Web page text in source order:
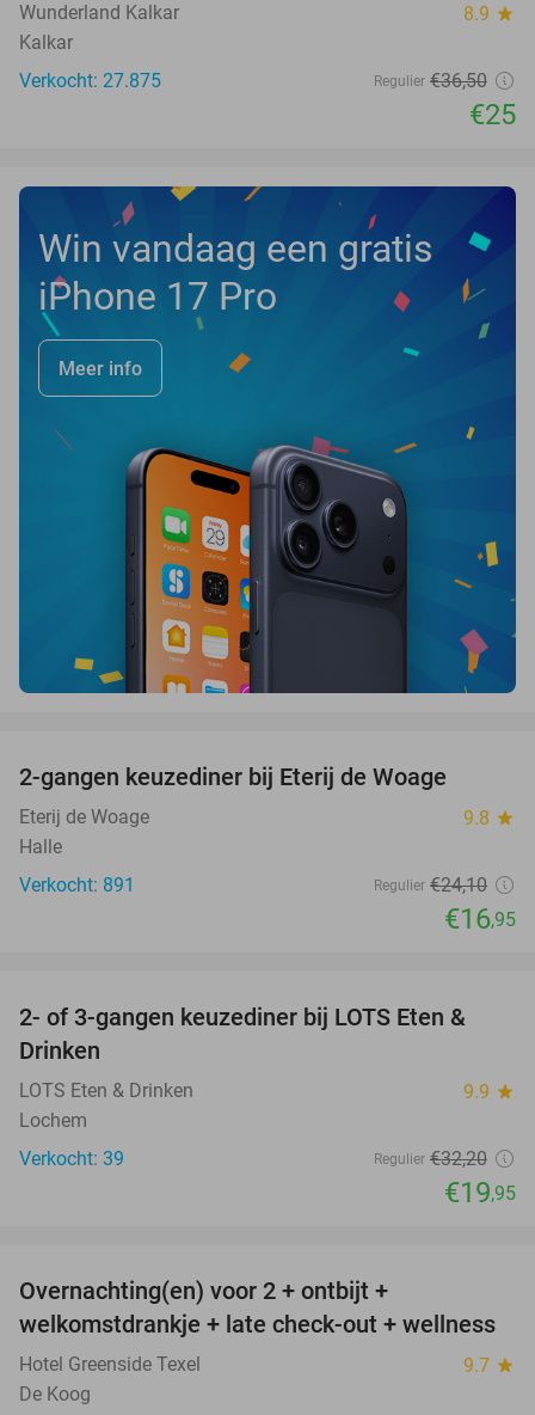
Wunderland Kalkar 8.9 star
Kalkar
Verkocht: 27.875
Regulier €36,50
€25
Win vandaag een gratis
iPhone 17 Pro
Meer info
2-gangen keuzediner bij Eterij de Woage
Eterij de Woage 9.8 star
Halle
Verkocht: 891
Regulier €24,10
€16,95
38%
2- of 3-gangen keuzediner bij LOTS Eten &
Drinken
LOTS Eten & Drinken 9.9 star
Lochem
Verkocht: 39
Regulier €32,20
€19,95
Overnachting(en) voor 2 + ontbijt +
welkomstdrankje + late check-out + wellness
Hotel Greenside Texel 9.7 star
De Koog